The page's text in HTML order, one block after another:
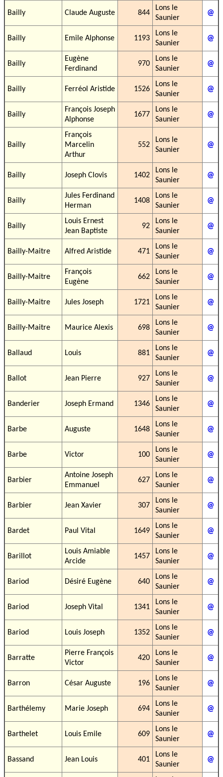
Bailly Claude Auguste 844
Lons le
Saunier
@
Bailly Emile Alphonse 1193
Lons le
Saunier
@
Bailly
Eugène
Ferdinand
970
Lons le
Saunier
@
Bailly Ferréol Aristide 1526
Lons le
Saunier
@
Bailly
François Joseph
Alphonse
1677
Lons le
Saunier
@
Bailly
François
Marcelin
Arthur
552
Lons le
Saunier
@
Bailly Joseph Clovis 1402
Lons le
Saunier
@
Bailly
Jules Ferdinand
Herman
1408
Lons le
Saunier
@
Bailly
Louis Ernest
Jean Baptiste
92
Lons le
Saunier
@
Bailly-Maitre Alfred Aristide 471
Lons le
Saunier
@
Bailly-Maitre
François
Eugène
662
Lons le
Saunier
@
Bailly-Maitre Jules Joseph 1721
Lons le
Saunier
@
Bailly-Maitre Maurice Alexis 698
Lons le
Saunier
@
Ballaud Louis 881
Lons le
Saunier
@
Ballot Jean Pierre 927
Lons le
Saunier
@
Banderier Joseph Ermand 1346
Lons le
Saunier
@
Barbe Auguste 1648
Lons le
Saunier
@
Barbe Victor 100
Lons le
Saunier
@
Barbier
Antoine Joseph
Emmanuel
627
Lons le
Saunier
@
Barbier Jean Xavier 307
Lons le
Saunier
@
Bardet Paul Vital 1649
Lons le
Saunier
@
Barillot
Louis Amiable
Arcide
1457
Lons le
Saunier
@
Bariod Désiré Eugène 640
Lons le
Saunier
@
Bariod Joseph Vital 1341
Lons le
Saunier
@
Bariod Louis Joseph 1352
Lons le
Saunier
@
Barratte
Pierre François
Victor
420
Lons le
Saunier
@
Barron César Auguste 196
Lons le
Saunier
@
Barthélemy Marie Joseph 694
Lons le
Saunier
@
Barthelet Louis Emile 609
Lons le
Saunier
@
Bassand Jean Louis 401
Lons le
Saunier
@